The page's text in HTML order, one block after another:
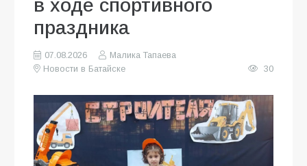
в ходе спортивного
праздника
07.08.2026
Малика Тапаева
Новости в Батайске
30